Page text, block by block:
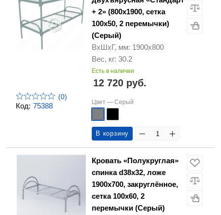
Код: 75388
(0)
+ 2» (800х1900, сетка
100х50, 2 перемычки)
(Серый)
ВхШхГ, мм: 1900х800
Вес, кг: 30.2
Есть в наличии
12 720 руб.
Цвет — Серый
В корзину
Кровать «Полукруглая»
спинка d38х32, ложе
1900х700, закруглённое,
сетка 100х60, 2
перемычки (Серый)